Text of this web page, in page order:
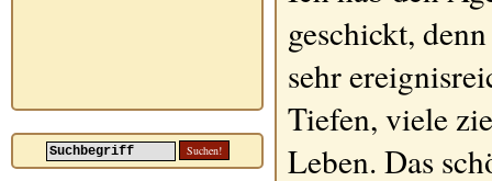
geschickt,
sehr
Tiefen, viele
Leben. Das